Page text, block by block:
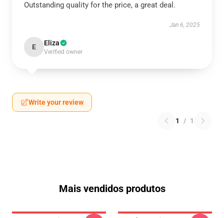
Outstanding quality for the price, a great deal.
Jan 6, 2025
E Eliza
Verified owner
Write your review
1 / 1
Mais vendidos produtos